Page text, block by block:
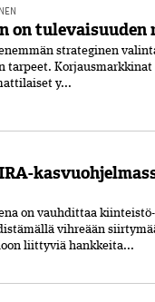
on tulevaisuuden
strateginen
tarpeet.
y...
on vauhdittaa
vihreään
liittyviä hankkeita...